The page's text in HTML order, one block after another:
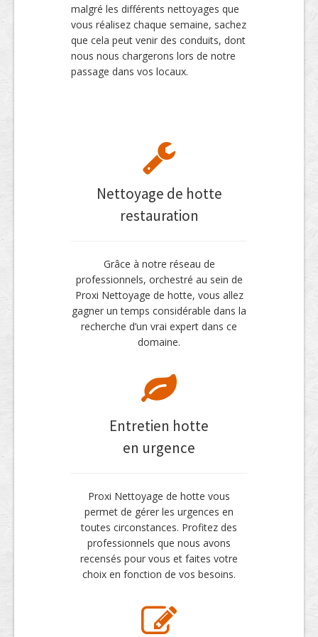
malgré les différents nettoyages que
vous réalisez chaque semaine, sachez
que cela peut venir des conduits, dont
nous nous chargerons lors de notre
passage dans vos locaux.
Nettoyage de hotte
restauration
Grâce à notre réseau de
professionnels, orchestré au sein de
Proxi Nettoyage de hotte, vous allez
gagner un temps considérable dans la
recherche d’un vrai expert dans ce
domaine.
Entretien hotte
en urgence
Proxi Nettoyage de hotte vous
permet de gérer les urgences en
toutes circonstances. Profitez des
professionnels que nous avons
recensés pour vous et faites votre
choix en fonction de vos besoins.